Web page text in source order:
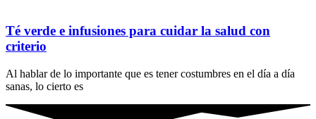
Té verde e infusiones para cuidar la salud con
criterio
Al hablar de lo importante que es tener costumbres en el día a día
sanas, lo cierto es